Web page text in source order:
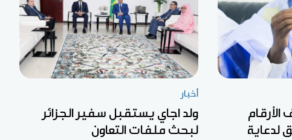
لدعاية
أخبار
ولد اجاي يستقبل سفير الجزائر
لبحث ملفات التعاون